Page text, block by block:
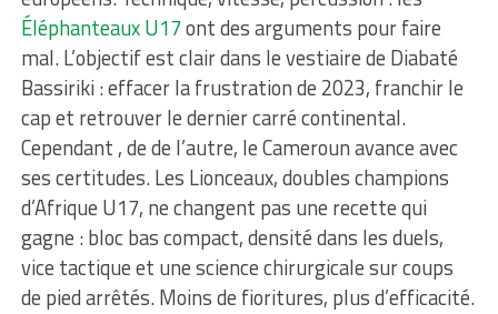
Éléphanteaux U17ont des arguments pour faire
mal. L’objectif est clair dans le vestiaire de Diabaté
Bassiriki : effacer la frustration de 2023, franchir le
cap et retrouver le dernier carré continental.
Cependant , de de l’autre, le Cameroun avance avec
ses certitudes. Les Lionceaux, doubles champions
d’Afrique U17, ne changent pas une recette qui
gagne : bloc bas compact, densité dans les duels,
vice tactique et une science chirurgicale sur coups
de pied arrêtés. Moins de fioritures, plus d’efficacité.